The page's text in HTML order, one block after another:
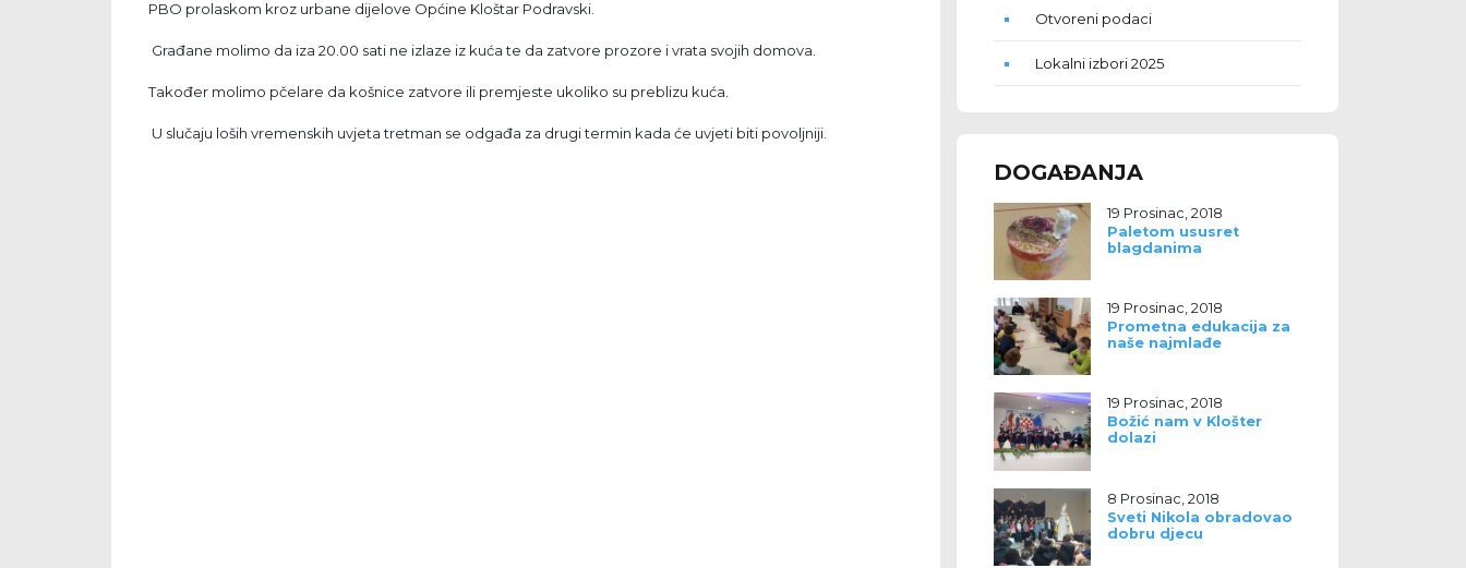
PBO prolaskom kroz urbane dijelove Općine Kloštar Podravski.
Građane molimo da iza 20.00 sati ne izlaze iz kuća te da zatvore prozore i vrata svojih domova.
Također molimo pčelare da košnice zatvore ili premjeste ukoliko su preblizu kuća.
U slučaju loših vremenskih uvjeta tretman se odgađa za drugi termin kada će uvjeti biti povoljniji.
Otvoreni podaci
Lokalni izbori 2025
DOGAĐANJA
19 Prosinac, 2018
Paletom ususret
blagdanima
19 Prosinac, 2018
Prometna edukacija za
naše najmlađe
19 Prosinac, 2018
Božić nam v Klošter
dolazi
8 Prosinac, 2018
Sveti Nikola obradovao
dobru djecu